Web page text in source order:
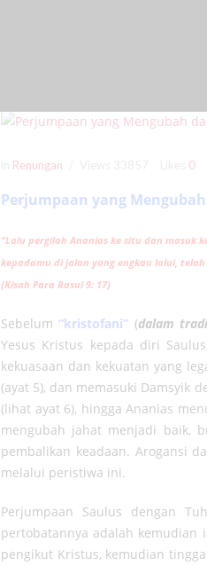
Renungan 0
Perjumpaan yang
“Lalu pergilah Ananias ke situ dan masuk
kepadamu di jalan yang engkau lalui,
(Kisah Para Rasul 9: 17)
Sebelum“kristofani” (dalam
Yesus Kristus kepada diri
kekuasaan dan kekuatan yang
(ayat 5), dan memasuki Damsyik
(lihat ayat 6), hingga Ananias
mengubah jahat menjadi baik,
pembalikan keadaan. Arogansi
melalui peristiwa ini.
Perjumpaan Saulus dengan
pertobatannya adalah kemudian
pengikut Kristus, kemudian